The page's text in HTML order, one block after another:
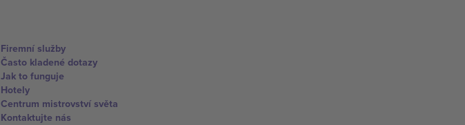
Firemní služby
Často kladené dotazy
Jak to funguje
Hotely
Centrum mistrovství světa
Kontaktujte nás